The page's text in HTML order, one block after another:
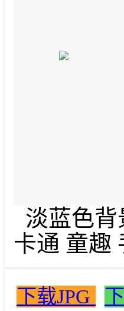
淡蓝色背
卡通 童趣
下载JPG